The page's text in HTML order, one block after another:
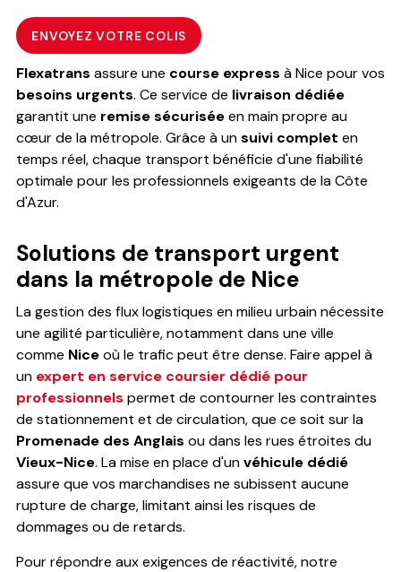
ENVOYEZ VOTRE COLIS
Flexatrans assure une course express à Nice pour vos
besoins urgents. Ce service de livraison dédiée
garantit une remise sécuriséeen main propre au
cœur de la métropole. Grâce à unsuivi complet en
temps réel, chaque transport bénéficie d'une fiabilité
optimale pour les professionnels exigeants de la Côte
d'Azur.
Solutions de transport urgent
dans la métropole de Nice
La gestion des flux logistiques en milieu urbain nécessite
une agilité particulière, notamment dans une ville
comme Niceoù le trafic peut être dense. Faire appel à
un expert en service coursier dédié pour
professionnels permet de contourner les contraintes
de stationnement et de circulation, que ce soit sur la
Promenade des Anglais ou dans les rues étroites du
Vieux-Nice. La mise en place d'unvéhicule dédié
assure que vos marchandises ne subissent aucune
rupture de charge, limitant ainsi les risques de
dommages ou de retards.
Pour répondre aux exigences de réactivité, notre